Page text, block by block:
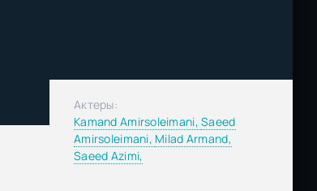
Актеры:
Kamand Amirsoleimani,Saeed
Amirsoleimani, Milad Armand,
Saeed Azimi,